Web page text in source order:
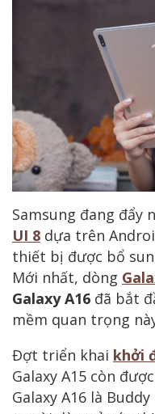
Samsung đang đẩy
UI 8 dựa trên
thiết bị được bổ
Mới nhất, dòng
Galaxy A16 đã bắt
mềm quan trọng
Đợt triển khai khởi
Galaxy A15 còn
Galaxy A16 là